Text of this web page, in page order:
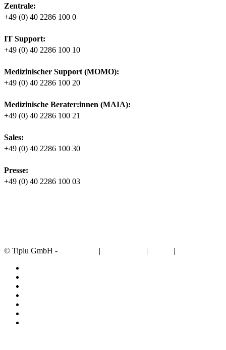
Zentrale:
+49 (0) 40 2286 100 0
IT Support:
+49 (0) 40 2286 100 10
Medizinischer Support (MOMO):
+49 (0) 40 2286 100 20
Medizinische Berater:innen (MAIA):
+49 (0) 40 2286 100 21
Sales:
+49 (0) 40 2286 100 30
Presse:
+49 (0) 40 2286 100 03
© Tiplu GmbH - | | |